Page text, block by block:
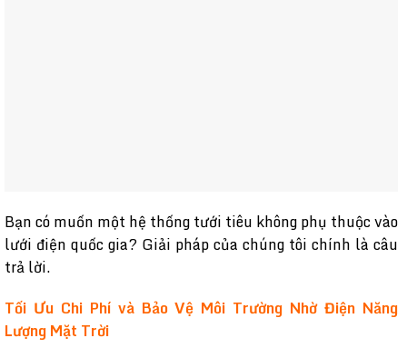
Bạn có muốn một hệ thống tưới tiêu không phụ thuộc vào
lưới điện quốc gia? Giải pháp của chúng tôi chính là câu
trả lời.
Tối Ưu Chi Phí và Bảo Vệ Môi Trường Nhờ Điện Năng
Lượng Mặt Trời